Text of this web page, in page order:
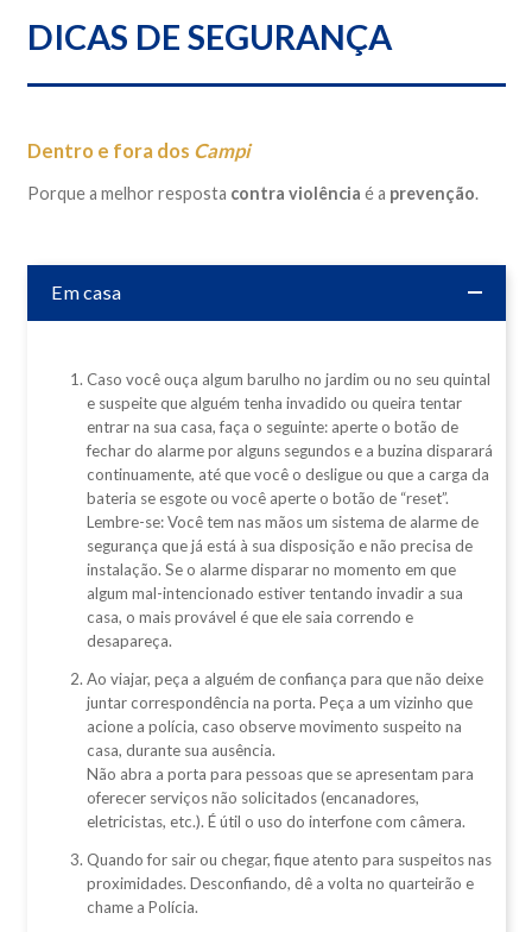
DICAS DE SEGURANÇA
Dentro e fora dos Campi
Porque a melhor resposta contra violência é a prevenção.
Em casa
Caso você ouça algum barulho no jardim ou no seu quintal
e suspeite que alguém tenha invadido ou queira tentar
entrar na sua casa, faça o seguinte: aperte o botão de
fechar do alarme por alguns segundos e a buzina disparará
continuamente, até que você o desligue ou que a carga da
bateria se esgote ou você aperte o botão de “reset”.
Lembre-se: Você tem nas mãos um sistema de alarme de
segurança que já está à sua disposição e não precisa de
instalação. Se o alarme disparar no momento em que
algum mal-intencionado estiver tentando invadir a sua
casa, o mais provável é que ele saia correndo e
desapareça.
Ao viajar, peça a alguém de confiança para que não deixe
juntar correspondência na porta. Peça a um vizinho que
acione a polícia, caso observe movimento suspeito na
casa, durante sua ausência.
Não abra a porta para pessoas que se apresentam para
oferecer serviços não solicitados (encanadores,
eletricistas, etc.). É útil o uso do interfone com câmera.
Quando for sair ou chegar, fique atento para suspeitos nas
proximidades. Desconfiando, dê a volta no quarteirão e
chame a Polícia.